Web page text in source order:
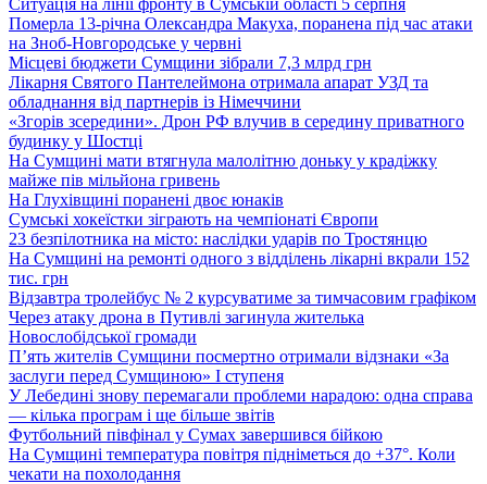
Ситуація на лінії фронту в Сумській області 5 серпня
Померла 13-річна Олександра Макуха, поранена під час атаки
на Зноб-Новгородське у червні
Місцеві бюджети Сумщини зібрали 7,3 млрд грн
Лікарня Святого Пантелеймона отримала апарат УЗД та
обладнання від партнерів із Німеччини
«Згорів зсередини». Дрон РФ влучив в середину приватного
будинку у Шостці
На Сумщині мати втягнула малолітню доньку у крадіжку
майже пів мільйона гривень
На Глухівщині поранені двоє юнаків
Сумські хокеїстки зіграють на чемпіонаті Європи
23 безпілотника на місто: наслідки ударів по Тростянцю
На Сумщині на ремонті одного з відділень лікарні вкрали 152
тис. грн
Відзавтра тролейбус № 2 курсуватиме за тимчасовим графіком
Через атаку дрона в Путивлі загинула жителька
Новослобідської громади
П’ять жителів Сумщини посмертно отримали відзнаки «За
заслуги перед Сумщиною» І ступеня
У Лебедині знову перемагали проблеми нарадою: одна справа
— кілька програм і ще більше звітів
Футбольний півфінал у Сумах завершився бійкою
На Сумщині температура повітря підніметься до +37°. Коли
чекати на похолодання